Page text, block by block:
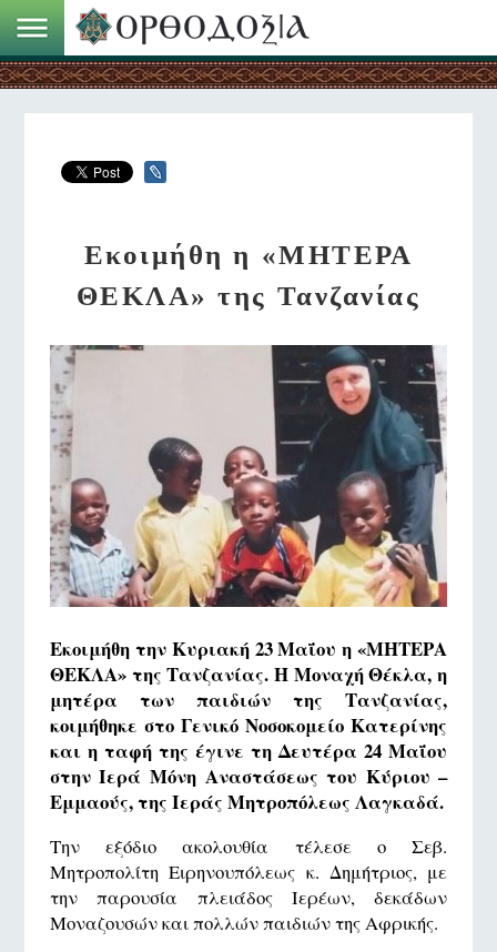
Εκοιμήθη η «ΜΗΤΕΡΑ
ΘΕΚΛΑ» της Τανζανίας
Εκοιμήθη την Κυριακή 23 Μαΐου η «ΜΗΤΕΡΑ
ΘΕΚΛΑ» της Τανζανίας. Η Μοναχή Θέκλα, η
μητέρα των παιδιών της Τανζανίας,
κοιμήθηκε στο Γενικό Νοσοκομείο Κατερίνης
και η ταφή της έγινε τη Δευτέρα 24 Μαΐου
στην Ιερά Μόνη Αναστάσεως του Κύριου –
Εμμαούς, της Ιεράς Μητροπόλεως Λαγκαδά.
Την εξόδιο ακολουθία τέλεσε ο Σεβ.
Μητροπολίτη Ειρηνουπόλεως κ. Δημήτριος, με
την παρουσία πλειάδος Ιερέων, δεκάδων
Μοναζουσών και πολλών παιδιών της Αφρικής.